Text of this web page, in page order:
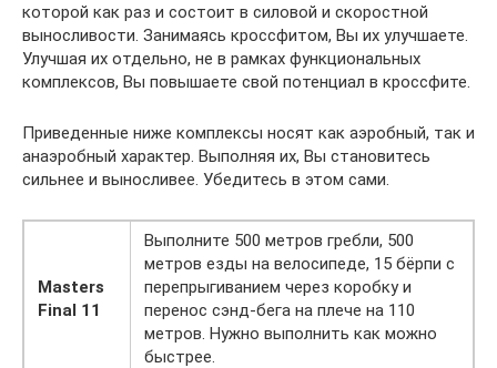
которой как раз и состоит в силовой и скоростной
выносливости. Занимаясь кроссфитом, Вы их улучшаете.
Улучшая их отдельно, не в рамках функциональных
комплексов, Вы повышаете свой потенциал в кроссфите.
Приведенные ниже комплексы носят как аэробный, так и
анаэробный характер. Выполняя их, Вы становитесь
сильнее и выносливее. Убедитесь в этом сами.
Masters
Final 11
Выполните 500 метров гребли, 500
метров езды на велосипеде, 15 бёрпи с
перепрыгиванием через коробку и
перенос сэнд-бега на плече на 110
метров. Нужно выполнить как можно
быстрее.